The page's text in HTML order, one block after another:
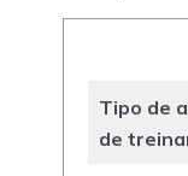
Tipo de
de